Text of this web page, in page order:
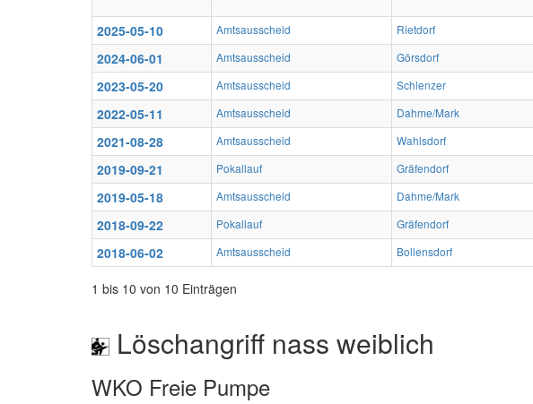
2025-05-10 Amtsausscheid Rietdorf
2024-06-01
Amtsausscheid Görsdorf
2023-05-20
Amtsausscheid Schlenzer
2022-05-11
Amtsausscheid Dahme/Mark
2021-08-28
Amtsausscheid Wahlsdorf
2019-09-21
Pokallauf Gräfendorf
2019-05-18
Amtsausscheid Dahme/Mark
2018-09-22
Pokallauf Gräfendorf
2018-06-02
Amtsausscheid Bollensdorf
1 bis 10 von 10 Einträgen
Löschangriff nass weiblich
WKO Freie Pumpe